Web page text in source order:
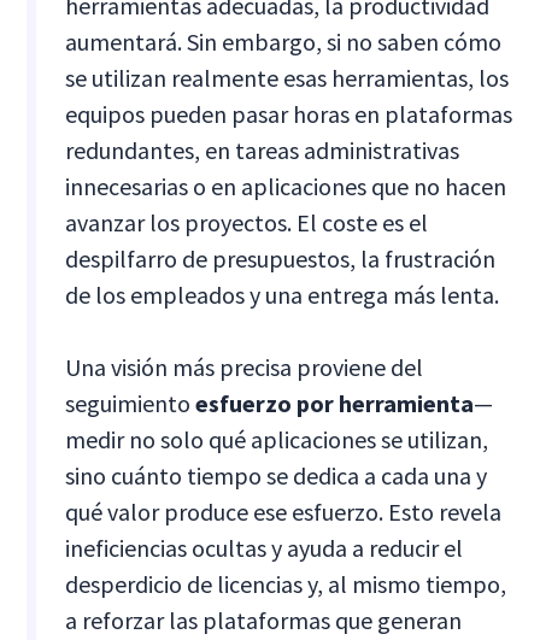
aumentará. Sin embargo, si no saben cómo
se utilizan realmente esas herramientas, los
equipos pueden pasar horas en plataformas
redundantes, en tareas administrativas
innecesarias o en aplicaciones que no hacen
avanzar los proyectos. El coste es el
despilfarro de presupuestos, la frustración
de los empleados y una entrega más lenta.
Una visión más precisa proviene del
seguimientoesfuerzo por herramienta—
medir no solo qué aplicaciones se utilizan,
sino cuánto tiempo se dedica a cada una y
qué valor produce ese esfuerzo. Esto revela
ineficiencias ocultas y ayuda a reducir el
desperdicio de licencias y, al mismo tiempo,
a reforzar las plataformas que generan